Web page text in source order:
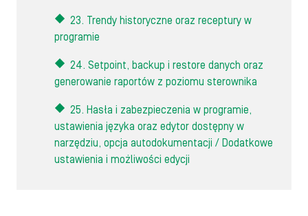
23. Trendy historyczne oraz receptury w
programie
24. Setpoint, backup i restore danych oraz
generowanie raportów z poziomu sterownika
25. Hasła i zabezpieczenia w programie,
ustawienia języka oraz edytor dostępny w
narzędziu, opcja autodokumentacji / Dodatkowe
ustawienia i możliwości edycji